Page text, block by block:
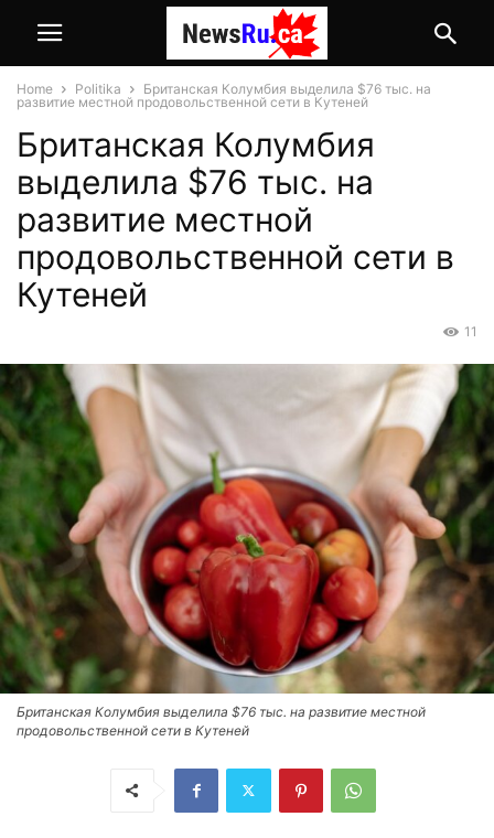
Home Politika
Британская Колумбия выделила $76 тыс. на
развитие местной продовольственной сети в Кутеней
Британская Колумбия
выделила $76 тыс. на
развитие местной
продовольственной сети в
Кутеней
11
Британская Колумбия выделила $76 тыс. на развитие местной
продовольственной сети в Кутеней